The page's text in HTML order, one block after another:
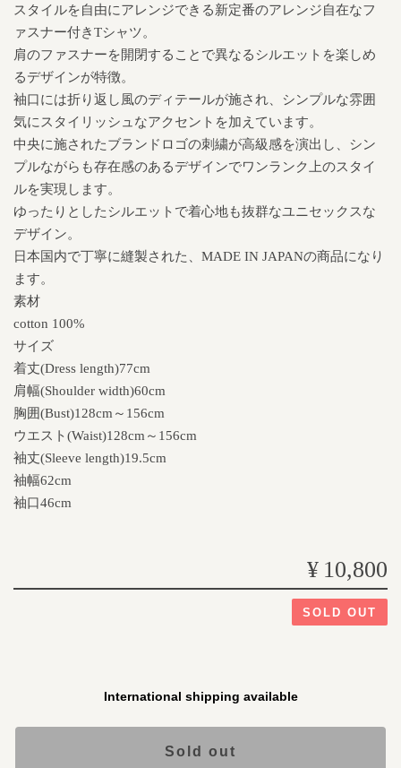
スタイルを自由にアレンジできる新定番のアレンジ自在なフ
ァスナー付きTシャツ。
肩のファスナーを開閉することで異なるシルエットを楽しめ
るデザインが特徴。
袖口には折り返し風のディテールが施され、シンプルな雰囲
気にスタイリッシュなアクセントを加えています。
中央に施されたブランドロゴの刺繍が高級感を演出し、シン
プルながらも存在感のあるデザインでワンランク上のスタイ
ルを実現します。
ゆったりとしたシルエットで着心地も抜群なユニセックスな
デザイン。
日本国内で丁寧に縫製された、MADE IN JAPANの商品になり
ます。
素材
cotton 100%
サイズ
着丈(Dress length)77cm
肩幅(Shoulder width)60cm
胸囲(Bust)128cm～156cm
ウエスト(Waist)128cm～156cm
袖丈(Sleeve length)19.5cm
袖幅62cm
袖口46cm
¥10,800
SOLD OUT
International shipping available
Sold out